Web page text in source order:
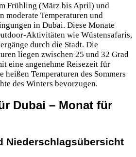
Frühling (März bis April) und
moderate Temperaturen und
in Dubai. Diese Monate
Aktivitäten wie Wüstensafaris,
durch die Stadt. Die
liegen zwischen 25 und 32 Grad
eine angenehme Reisezeit für
heißen Temperaturen des Sommers
des Winters bevorzugen.
Dubai – Monat für
Niederschlagsübersicht